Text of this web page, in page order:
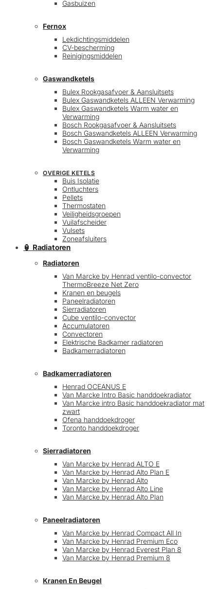
Gasbuizen
Fernox
Lekdichtingsmiddelen
CV-bescherming
Reinigingsmiddelen
Gaswandketels
Bulex Rookgasafvoer & Aansluitsets
Bulex Gaswandketels ALLEEN Verwarming
Bulex Gaswandketels Warm water en
Verwarming
Bosch Rookgasafvoer & Aansluitsets
Bosch Gaswandketels ALLEEN Verwarming
Bosch Gaswandketels Warm water en
Verwarming
OVERIGE KETELS
Buis Isolatie
Ontluchters
Pellets
Thermostaten
Veiligheidsgroepen
Vuilafscheider
Vulsets
Zoneafsluiters
🏮 Radiatoren
Radiatoren
Van Marcke by Henrad ventilo-convector
ThermoBreeze Net Zero
Kranen en beugels
Paneelradiatoren
Sierradiatoren
Cube ventilo-convector
Accumulatoren
Convectoren
Elektrische Badkamer radiatoren
Badkamerradiatoren
Badkamerradiatoren
Henrad OCEANUS E
Van Marcke Intro Basic handdoekradiator
Van Marcke intro Basic handdoekradiator mat
zwart
Ofena handdoekdroger
Toronto handdoekdroger
Sierradiatoren
Van Marcke by Henrad ALTO E
Van Marcke by Henrad Alto Plan E
Van Marcke by Henrad Alto
Van Marcke by Henrad Alto Line
Van Marcke by Henrad Alto Plan
Paneelradiatoren
Van Marcke by Henrad Compact All In
Van Marcke by Henrad Premium Eco
Van Marcke by Henrad Everest Plan 8
Van Marcke by Henrad Premium 8
Kranen En Beugel